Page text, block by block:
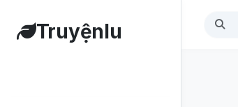
Truyệnlu